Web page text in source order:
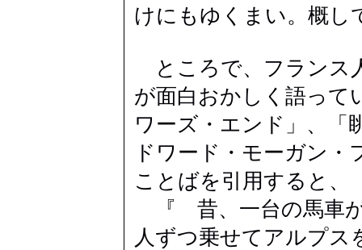
けにもゆくまい。概し
ところで、フランス
が面白おかしく語って
ワーズ・エンド」、「
ドワード・モーガン
ことばを引用すると、
『 昔、一台の馬車
人ずつ乗せてアルプス